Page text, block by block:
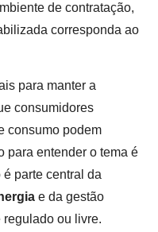
de contratação,
corresponda ao
para manter a
consumidores
consumo podem
para entender o tema é
parte central da
e da gestão
regulado ou livre.